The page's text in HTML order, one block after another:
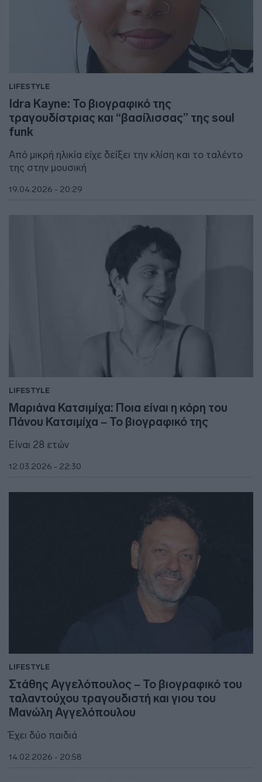
LIFESTYLE
Idra Kayne: Το βιογραφικό της
τραγουδίστριας και “βασίλισσας” της soul
funk
Από μικρή ηλικία είχε δείξει την κλίση και το ταλέντο
της στην μουσική
19.04.2026 - 20:29
LIFESTYLE
Μαριάνα Κατσιμίχα: Ποια είναι η κόρη του
Πάνου Κατσιμίχα – Το βιογραφικό της
Είναι 28 ετών
12.03.2026 - 22:30
LIFESTYLE
Στάθης Αγγελόπουλος – Το βιογραφικό του
ταλαντούχου τραγουδιστή και γιου του
Μανώλη Αγγελόπουλου
Έχει δύο παιδιά
14.02.2026 - 20:58